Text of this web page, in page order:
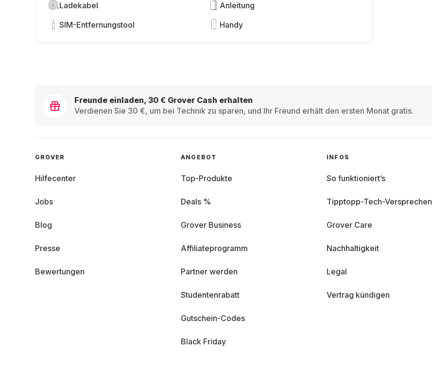
Ladekabel
Anleitung
SIM-Entfernungstool
Handy
Freunde einladen, 30 € Grover Cash erhalten
Verdienen Sie 30 €, um bei Technik zu sparen, und Ihr Freund erhält den ersten Monat gratis.
GROVER
Hilfecenter
Jobs
Blog
Presse
Bewertungen
ANGEBOT
Top-Produkte
Deals %
Grover Business
Affiliateprogramm
Partner werden
Studentenrabatt
Gutschein-Codes
Black Friday
INFOS
So funktioniert’s
Tipptopp-Tech-Versprechen
Grover Care
Nachhaltigkeit
Legal
Vertrag kündigen